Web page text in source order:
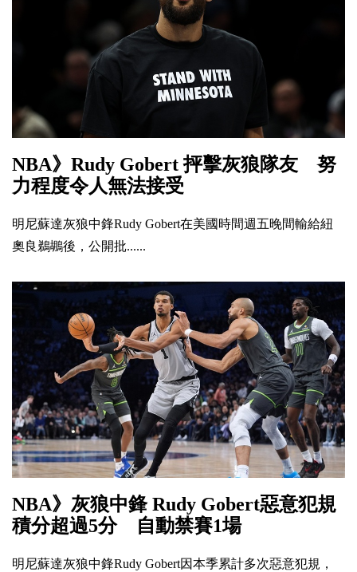
NBA》Rudy Gobert 抨擊灰狼隊友 努
力程度令人無法接受
明尼蘇達灰狼中鋒Rudy Gobert在美國時間週五晚間輸給紐
奧良鵜鶘後，公開批......
NBA》灰狼中鋒 Rudy Gobert惡意犯規
積分超過5分 自動禁賽1場
明尼蘇達灰狼中鋒Rudy Gobert因本季累計多次惡意犯規，